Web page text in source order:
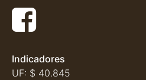
Indicadores
UF: $ 40.845